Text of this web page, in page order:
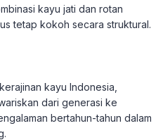
kayu jati dan rotan
tetap kokoh secara struktural.
kayu Indonesia,
dari generasi ke
bertahun-tahun dalam